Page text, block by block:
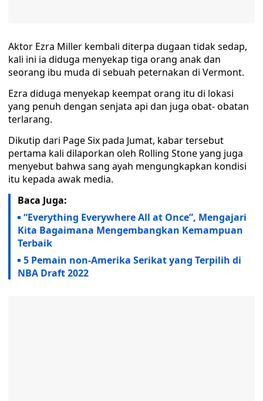
Aktor Ezra Miller kembali diterpa dugaan tidak sedap,
kali ini ia diduga menyekap tiga orang anak dan
seorang ibu muda di sebuah peternakan di Vermont.
Ezra diduga menyekap keempat orang itu di lokasi
yang penuh dengan senjata api dan juga obat- obatan
terlarang.
Dikutip dari Page Six pada Jumat, kabar tersebut
pertama kali dilaporkan oleh Rolling Stone yang juga
menyebut bahwa sang ayah mengungkapkan kondisi
itu kepada awak media.
Baca Juga:
“Everything Everywhere All at Once”, Mengajari
Kita Bagaimana Mengembangkan Kemampuan
Terbaik
5 Pemain non-Amerika Serikat yang Terpilih di
NBA Draft 2022